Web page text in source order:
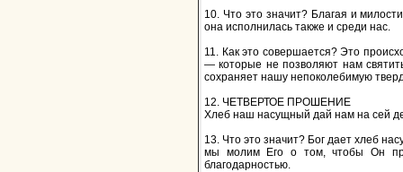
10. Что это значит? Благая и
она исполнилась также и среди нас.
11. Как это совершается? Это
— которые не позволяют нам
сохраняет нашу непоколебимую
12. ЧЕТВЕРТОЕ ПРОШЕНИЕ
Хлеб наш насущный дай нам на сей
13. Что это значит? Бог дает хлеб
мы молим Его о том, чтобы Он
благодарностью.